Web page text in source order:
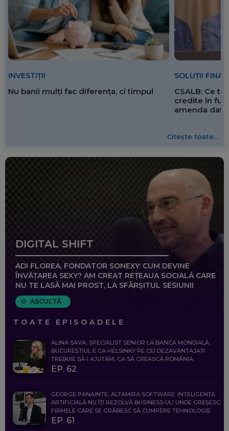
INVESTIȚII
Nu banii mulți fac diferența, ci timpul
SOLUȚII
CSALB: Ce
credite în
amenda
Citește toate...
DIGITAL SHIFT
ADI FLOREA, FONDATOR SONEXY: CUM DEVINE
ÎNVĂȚAREA SEXY? AM CREAT REȚEAUA SOCIALĂ CARE
NU TE LASĂ MAI PROST, LA SFÂRȘITUL SESIUNII
ASCULTĂ
TOATE EPISOADELE
ALINA SAVA, SPECIALIST SENIOR LA BANCA MONDIALĂ:
BUCUREȘTIUL E CA HELSINKI! PE CEI DEZAVANTAJAȚI
TREBUIE SĂ-I AJUTĂM, CA SĂ CREASCĂ ROMÂNIA
EP. 62
GEORGE PANAINTE, ALTAMIRA SOFTWARE: INTELIGENȚA
ARTIFICIALĂ NU ÎȚI REZOLVĂ BUSINESS-UL! UNDE GREȘESC
FIRMELE CARE SE GRĂBESC SĂ CUMPERE TEHNOLOGIE
EP. 61